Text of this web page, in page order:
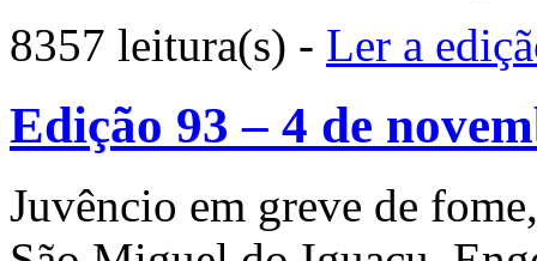
8357 leitura(s) - Ler a
Edição 93 – 4 de
Juvêncio em greve de